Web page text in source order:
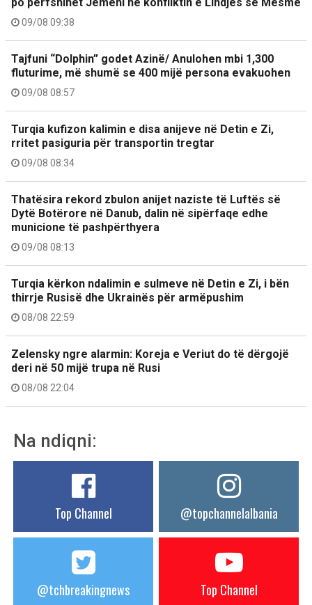
09/08 09:38
Tajfuni “Dolphin” godet Azinë/ Anulohen mbi 1,300
fluturime, më shumë se 400 mijë persona evakuohen
09/08 08:57
Turqia kufizon kalimin e disa anijeve në Detin e Zi,
rritet pasiguria për transportin tregtar
09/08 08:34
Thatësira rekord zbulon anijet naziste të Luftës së
Dytë Botërore në Danub, dalin në sipërfaqe edhe
municione të pashpërthyera
09/08 08:13
Turqia kërkon ndalimin e sulmeve në Detin e Zi, i bën
thirrje Rusisë dhe Ukrainës për armëpushim
08/08 22:59
Zelensky ngre alarmin: Koreja e Veriut do të dërgojë
deri në 50 mijë trupa në Rusi
08/08 22:04
Na ndiqni:
Top Channel @topchannelalbania
@tchbreakingnews Top Channel